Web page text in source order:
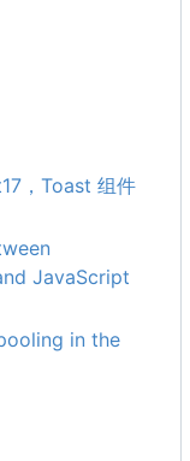
，Toast 组件
JavaScript
in the